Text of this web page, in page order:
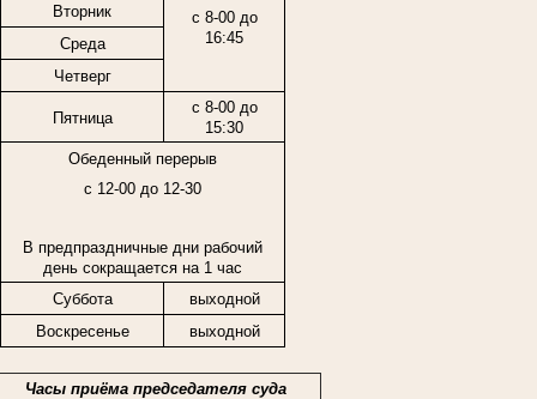
с 8-00 до
16:45
Вторник
Среда
Четверг
Пятница
с 8-00 до
15:30
Обеденный перерыв
с 12-00 до 12-30
В предпраздничные дни рабочий
день сокращается на 1 час
Суббота
выходной
Воскресенье
выходной
Часы приёма председателя суда